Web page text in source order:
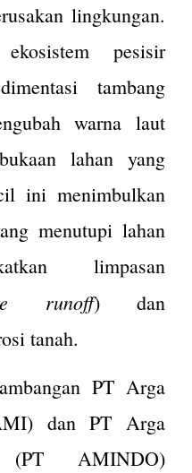
lingkungan.
pesisir
tambang
warna laut
lahan yang
ini menimbulkan
menutupi lahan
limpasan
runoff) dan
tanah.
PT Arga
dan PT Arga
AMINDO)